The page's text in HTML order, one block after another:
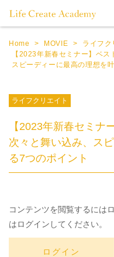
Home > MOVIE > ライフク
【2023年新春セミナー】ベス
スピーディーに最高の理想を
ライフクリエイト
【2023年新春セミナ
次々と舞い込み、ス
る7つのポイント
コンテンツを閲覧するには
はログインしてください。
ログイン